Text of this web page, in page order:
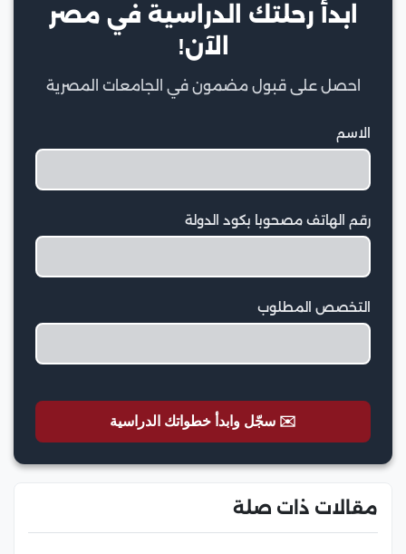
ابدأ رحلتك الدراسية في مصر
الآن!
احصل على قبول مضمون في الجامعات المصرية
الاسم
رقم الهاتف مصحوبا بكود الدولة
التخصص المطلوب
✉️ سجّل وابدأ خطواتك الدراسية
مقالات ذات صلة